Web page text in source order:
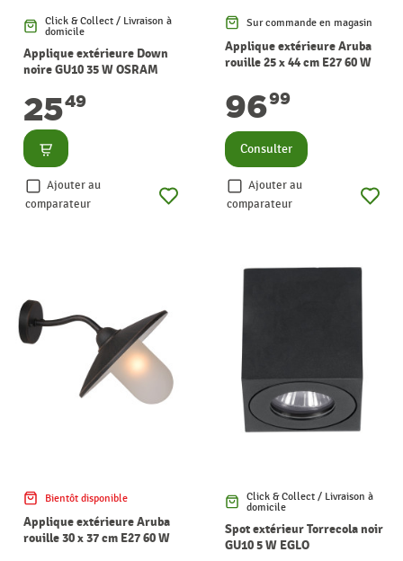
Click & Collect / Livraison à
domicile
Applique extérieure Down
noire GU10 35 W OSRAM
2549
Consulter
Ajouter au
comparateur
Sur commande en magasin
Applique extérieure Aruba
rouille 25 x 44 cm E27 60 W
9699
Consulter
Ajouter au
comparateur
Bientôt disponible
Applique extérieure Aruba
rouille 30 x 37 cm E27 60 W
Click & Collect / Livraison à
domicile
Spot extérieur Torrecola noir
GU10 5 W EGLO